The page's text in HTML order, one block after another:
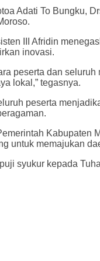
Adati To Bungku,
III Afridin
inovasi.
peserta dan
lokal,” tegasnya.
peserta
Kabupaten
untuk memajukan
syukur kepada